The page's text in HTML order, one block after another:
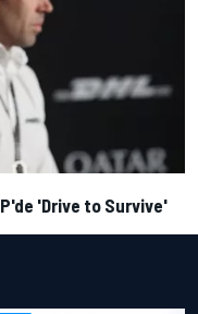
'Drive to Survive'